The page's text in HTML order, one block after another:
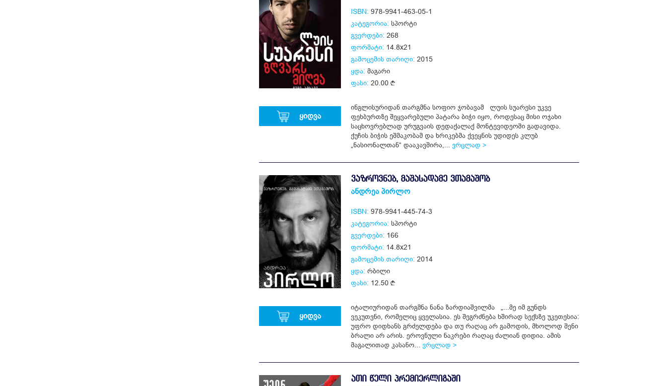
ყიდვა
ISBN: 978-9941-463-05-1
კატეგორია: სპორტი
გვერდები: 268
ფორმატი: 14.8x21
გამოცემის თარიღი: 2015
ყდა: მაგარი
ფასი: 20.00
ინგლისურიდან თარგმნა სოფიო ჯობავამ ლუის სუარესი უკვე
ფეხბურთზე შეყვარებული პატარა ბიჭი იყო, როდესაც მისი ოჯახი
საცხოვრებლად ურუგვაის დედაქალაქ მონტევიდეოში გადავიდა.
ქუჩის ბიჭის ეშმაკობამ და ხრიკებმა ქვეყნის უდიდეს კლუბ
„ნასიონალთან“ დააკავშირა,... ვრცლად >
ყიდვა
ᲕᲐᲖᲠᲝᲕᲜᲔᲑ, ᲛᲐᲨᲐᲡᲐᲓᲐᲛᲔ ᲕᲗᲐᲛᲐᲨᲝᲑ
ანდრეა პირლო
ISBN: 978-9941-445-74-3
კატეგორია: სპორტი
გვერდები: 166
ფორმატი: 14.8x21
გამოცემის თარიღი: 2014
ყდა: რბილი
ფასი: 12.50
იტალიურიდან თარგმნა ნანა ზარდიაშვილმა „...მე იმ გუნდს
ვეკუთვნი, რომელიც ყველასია. ეს შეგრძნება ხშირად სექსზე უკეთესია:
უფრო დიდხანს გრძელდება და თუ რაღაც არ გამოდის, მხოლოდ შენი
ბრალი არ არის. ეროვნული ნაკრები რაღაც ძალიან დიდია. ამის
მაგალითად კასანო... ვრცლად >
ᲐᲗᲘ ᲬᲔᲚᲘ ᲞᲠᲔᲛᲘᲔᲠᲚᲘᲒᲐᲨᲘ